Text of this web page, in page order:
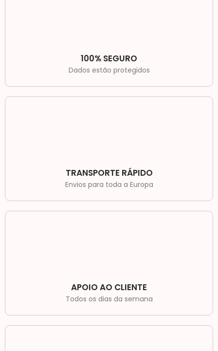
100% SEGURO
Dados estão protegidos
TRANSPORTE RÁPIDO
Envios para toda a Europa
APOIO AO CLIENTE
Todos os dias da semana